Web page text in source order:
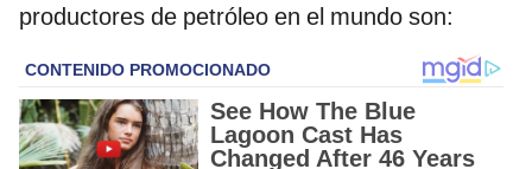
productores de petróleo en el mundo son:​